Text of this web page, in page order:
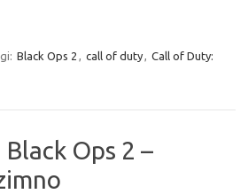
Black Ops 2 call of duty
Call of Duty:
Ops 2 –